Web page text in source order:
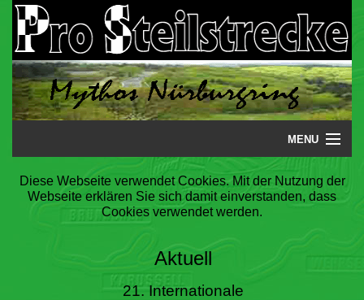
MENU
Startseite
Steilstrecke
Diese Webseite verwendet Cookies. Mit der Nutzung der
Webseite erklären Sie sich damit einverstanden, dass
Cookies verwendet werden.
Aktuell
21. Internationale